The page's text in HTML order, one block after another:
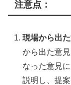
注意点：
現場から出
から出た意
なった意見
説明し、提